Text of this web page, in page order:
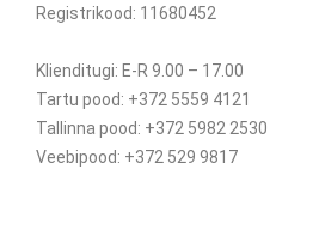
Registrikood: 11680452
Klienditugi: E-R 9.00 – 17.00
Tartu pood: +372 5559 4121
Tallinna pood: +372 5982 2530
Veebipood: +372 529 9817